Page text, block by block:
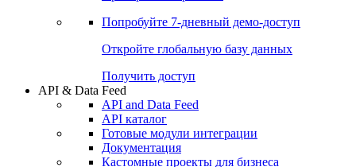
Чат
Проверка контрагента
Попробуйте7-дневный
Откройте глобальную базу данных
Получить доступ
API & Data Feed
API and Data Feed